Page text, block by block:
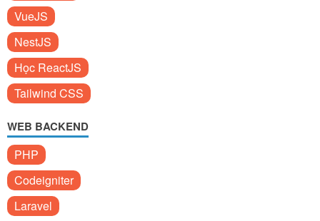
VueJS
NestJS
Học ReactJS
Tailwind CSS
WEB BACKEND
PHP
Codeigniter
Laravel